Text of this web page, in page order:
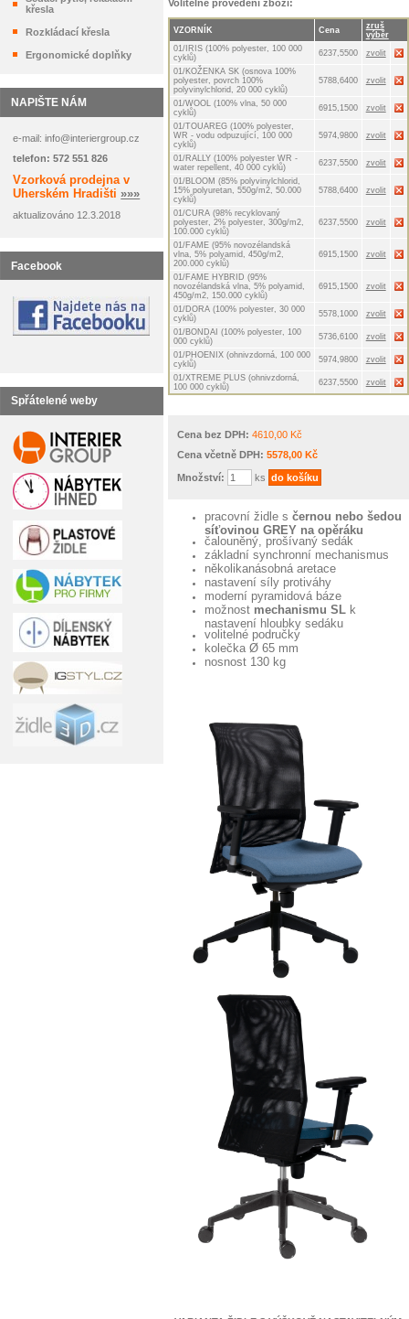
křesla
Rozkládací křesla
Ergonomické doplňky
NAPIŠTE NÁM
e-mail: info@interiergroup.cz
telefon: 572 551 826
Vzorková prodejna v
Uherském Hradišti »»»
aktualizováno 12.3.2018
Facebook
Spřátelené weby
Volitelné provedení zboží:
VZORNÍK Cena
zruš
výběr
01/IRIS (100% polyester, 100 000
cyklů)
6237,5500
zvolit
01/KOŽENKA SK (osnova 100%
polyester, povrch 100%
polyvinylchlorid, 20 000 cyklů)
5788,6400 zvolit
01/WOOL (100% vlna, 50 000
cyklů)
6915,1500
zvolit
01/TOUAREG (100% polyester,
WR - vodu odpuzující, 100 000
cyklů)
5974,9800 zvolit
01/RALLY (100% polyester WR -
water repellent, 40 000 cyklů)
6237,5500
zvolit
01/BLOOM (85% polyvinylchlorid,
15% polyuretan, 550g/m2, 50.000
cyklů)
5788,6400 zvolit
01/CURA (98% recyklovaný
polyester, 2% polyester, 300g/m2,
100.000 cyklů)
6237,5500 zvolit
01/FAME (95% novozélandská
vlna, 5% polyamid, 450g/m2,
200.000 cyklů)
6915,1500 zvolit
01/FAME HYBRID (95%
novozélandská vlna, 5% polyamid,
450g/m2, 150.000 cyklů)
6915,1500 zvolit
01/DORA (100% polyester, 30 000
cyklů)
5578,1000
zvolit
01/BONDAI (100% polyester, 100
000 cyklů)
5736,6100
zvolit
01/PHOENIX (ohnivzdorná, 100 000
cyklů)
5974,9800
zvolit
01/XTREME PLUS (ohnivzdorná,
100 000 cyklů)
6237,5500 zvolit
Cena bez DPH: 4610,00 Kč
Cena včetně DPH: 5578,00 Kč
Množství: ks
pracovní židle s černou nebo šedou
síťovinou GREY na opěráku
čalouněný, prošívaný sedák
základní synchronní mechanismus
několikanásobná aretace
nastavení síly protiváhy
moderní pyramidová báze
možnost mechanismu SLk
nastavení hloubky sedáku
volitelné područky
kolečka Ø 65 mm
nosnost 130 kg